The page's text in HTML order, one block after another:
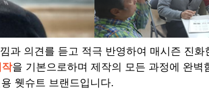
과 의견를 듣고 적극 반영하여 매시즌 진
작을 기본으로하며 제작의 모든 과정에 완
웻슈트 브랜드입니다.